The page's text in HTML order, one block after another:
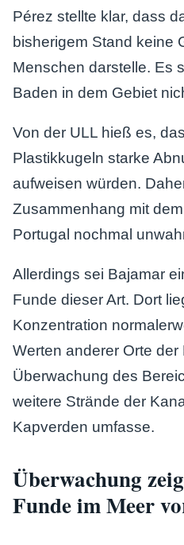
Pérez stellte klar, dass
bisherigem Stand keine
Menschen darstelle. Es
Baden in dem Gebiet
Von der ULL hieß es,
Plastikkugeln starke
aufweisen würden.
Zusammenhang mit
Portugal nochmal
Allerdings sei Bajamar
Funde dieser Art. Dort
Konzentration
Werten anderer Orte
Überwachung des
weitere Strände der
Kapverden umfasse.
Überwachung
Funde im Meer